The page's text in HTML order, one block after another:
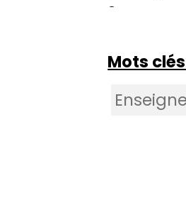
? pour
Mots